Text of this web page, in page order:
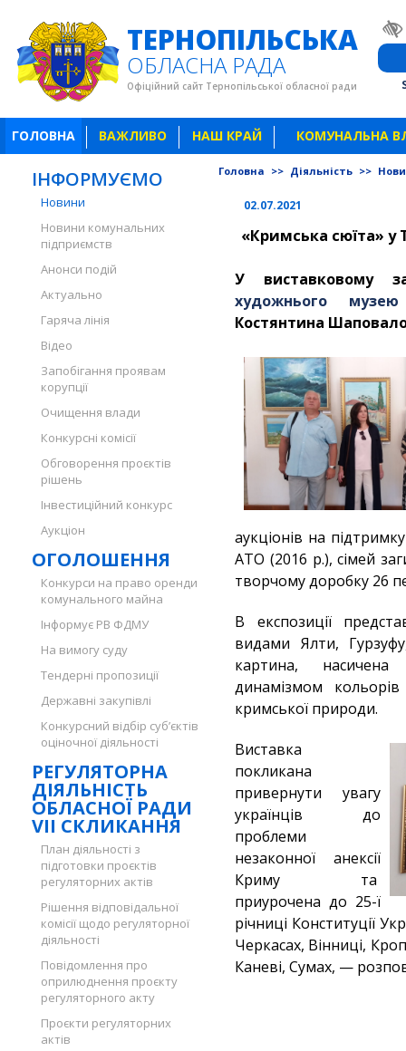
ТЕРНОПІЛЬСЬКА
ОБЛАСНА РАДА
Офіційний сайт Тернопільської обласної ради
ГОЛОВНА ВАЖЛИВО НАШ КРАЙ КОМУНАЛЬНА
ІНФОРМУЄМО
Новини
Новини комунальних
підприємств
Анонси подій
Актуально
Гаряча лінія
Відео
Запобігання проявам
корупції
Очищення влади
Конкурсні комісії
Обговорення проєктів
рішень
Інвестиційний конкурс
Аукціон
ОГОЛОШЕННЯ
Конкурси на право оренди
комунального майна
Інформує РВ ФДМУ
На вимогу суду
Тендерні пропозиції
Державні закупівлі
Конкурсний відбір суб’єктів
оціночної діяльності
РЕГУЛЯТОРНА
ДІЯЛЬНІСТЬ
ОБЛАСНОЇ РАДИ
VII СКЛИКАННЯ
План діяльності з
підготовки проєктів
регуляторних актів
Рішення відповідальної
комісії щодо регуляторної
діяльності
Повідомлення про
оприлюднення проєкту
регуляторного акту
Проєкти регуляторних
актів
Головна >> Діяльність >>
02.07.2021
«Кримська сюїта» у
У виставковому
художнього музею
Костянтина
аукціонів на
АТО (2016 р.), сімей
творчому доробку 26
В експозиції
видами Ялти,
картина,
динамізмом
кримської природи.
Виставка
покликана
привернути увагу
українців до
проблеми
незаконної анексії
Криму та
приурочена до 25-ї
річниці Конституції
Черкасах, Вінниці,
Каневі, Сумах, —